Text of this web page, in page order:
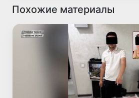
Похожие материалы